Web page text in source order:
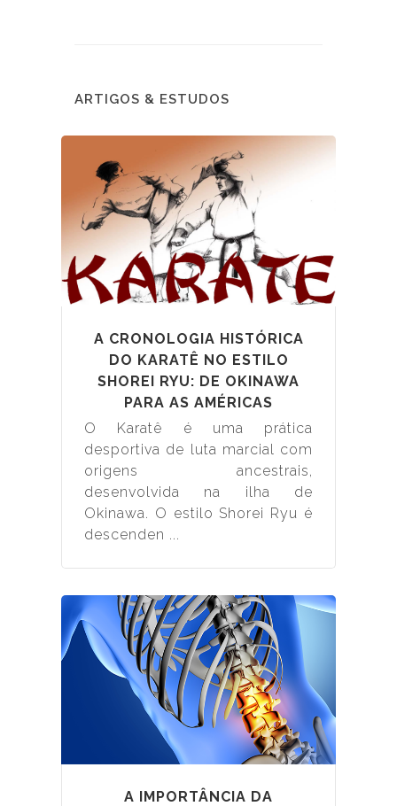
ARTIGOS & ESTUDOS
A CRONOLOGIA HISTÓRICA
DO KARATÊ NO ESTILO
SHOREI RYU: DE OKINAWA
PARA AS AMÉRICAS
O Karatê é uma prática
desportiva de luta marcial com
origens ancestrais,
desenvolvida na ilha de
Okinawa. O estilo Shorei Ryu é
descenden ...
A IMPORTÂNCIA DA